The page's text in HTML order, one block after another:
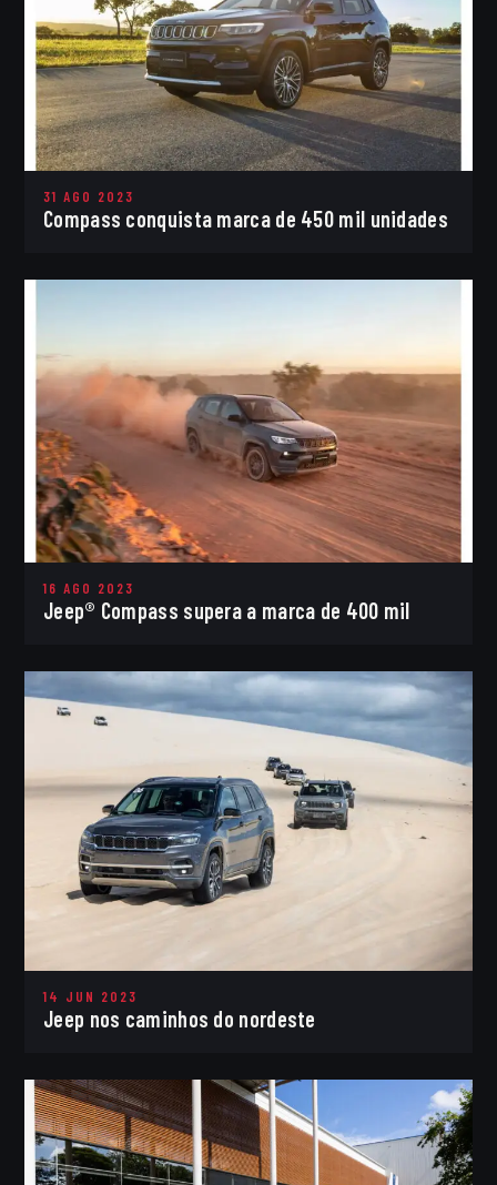
31 AGO 2023
Compass conquista marca de 450 mil unidades
16 AGO 2023
Jeep® Compass supera a marca de 400 mil
14 JUN 2023
Jeep nos caminhos do nordeste